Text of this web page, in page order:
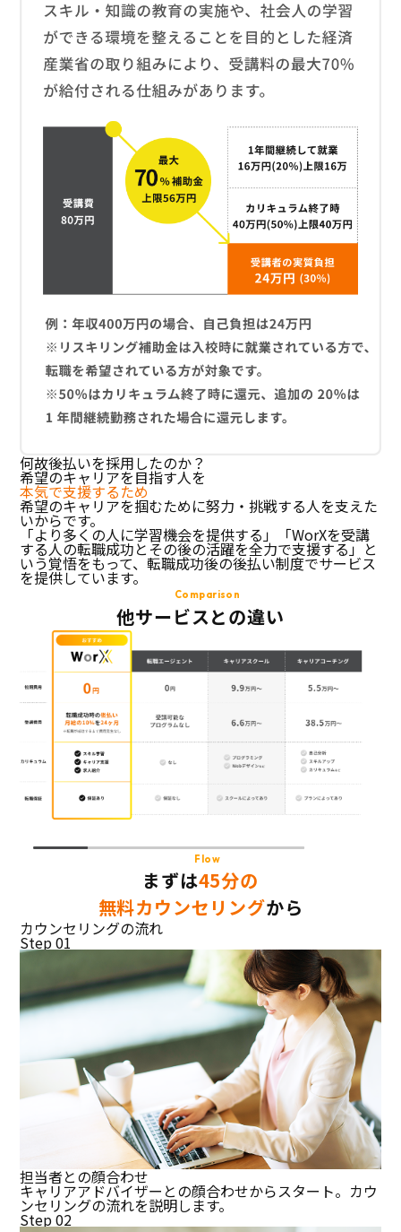
何故後払いを採用したのか？
希望のキャリアを目指す人を
本気で支援するため
希望のキャリアを掴むために努力・挑戦する人を支えた
いからです。
「より多くの人に学習機会を提供する」「WorXを受講
する人の転職成功とその後の活躍を全力で支援する」と
いう覚悟をもって、転職成功後の後払い制度でサービス
を提供しています。
Comparison
他サービスとの違い
Flow
まずは45分の
無料カウンセリングから
カウンセリングの流れ
Step 01
担当者との顔合わせ
キャリアアドバイザーとの顔合わせからスタート。カウ
ンセリングの流れを説明します。
Step 02